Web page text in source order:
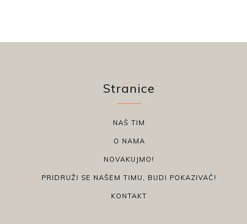
Stranice
NAŠ TIM
O NAMA
NOVAKUJMO!
PRIDRUŽI SE NAŠEM TIMU, BUDI POKAZIVAČ!
KONTAKT